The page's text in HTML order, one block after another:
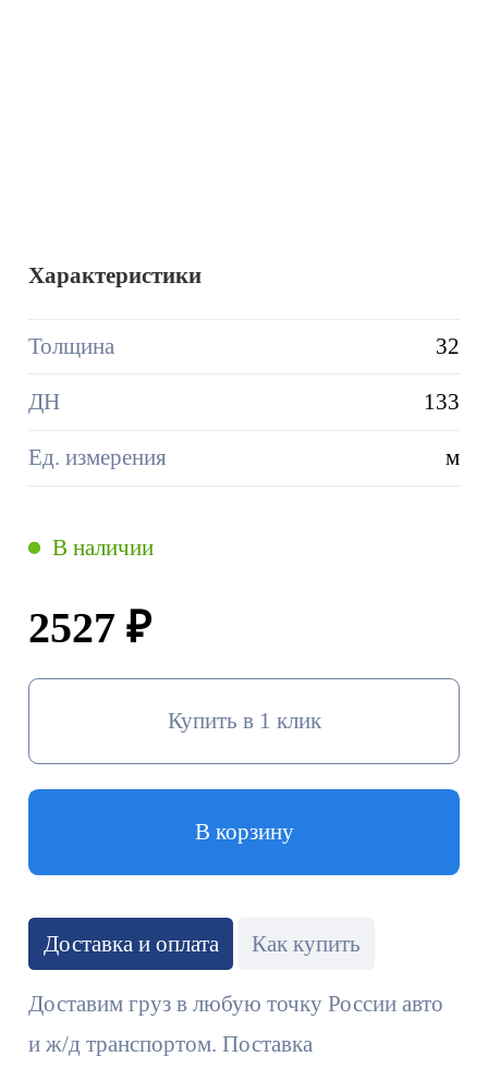
Характеристики
Толщина 32
ДН 133
Ед. измерения м
2527 ₽
В наличии
В корзину
Купить в 1 клик
Доставка и оплата Как купить
Доставим груз в любую точку России авто
и ж/д транспортом. Поставка